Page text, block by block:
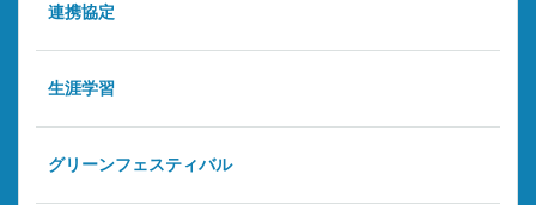
連携協定
生涯学習
グリーンフェスティバル